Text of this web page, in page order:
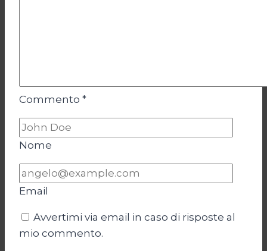
Commento *
Nome
Email
Avvertimi via email in caso di risposte al
mio commento.